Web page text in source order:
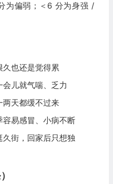
为偏弱；＜6 分为身强 /
久也还是觉得累
儿就气喘、乏力
天都缓不过来
易感冒、小病不断
街，回家后只想独